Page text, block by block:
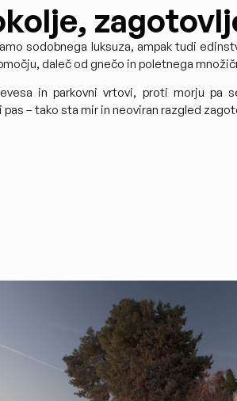
sodobnega luksuza, ampak tudi
daleč od gnečo in poletnega
in parkovni vrtovi, proti morju pa
– tako sta mir in neoviran razgled